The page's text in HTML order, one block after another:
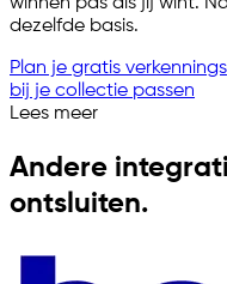
winnen pas als jij wint.
dezelfde basis.
Plan je gratis
bij je collectie passen
Lees meer
Andere
ontsluiten.